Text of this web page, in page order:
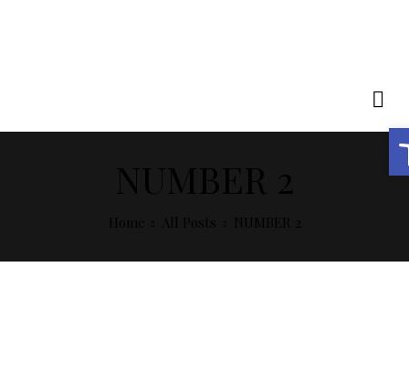
Open toolbar